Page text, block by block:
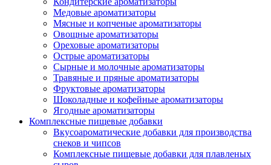
Медовые ароматизаторы
Мясные и копченые ароматизаторы
Овощные ароматизаторы
Ореховые ароматизаторы
Острые ароматизаторы
Сырные и молочные ароматизаторы
Травяные и пряные ароматизаторы
Фруктовые ароматизаторы
Шоколадные и кофейные ароматизаторы
Ягодные ароматизаторы
Комплексные пищевые добавки
Вкусоароматические добавки для производства
снеков и чипсов
Комплексные пищевые добавки для плавленых